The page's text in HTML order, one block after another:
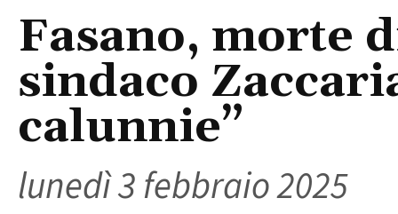
Fasano, morte
sindaco
calunnie”
lunedì 3 febbraio 2025